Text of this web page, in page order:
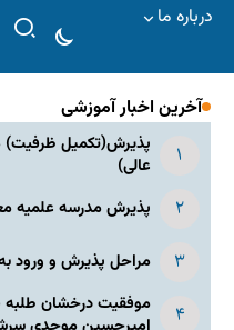
درباره ما
آخرین اخبار آموزشی
پذیرش(تکمیل
عالی)
پذیرش مدرسه علمیه
مراحل پذیرش و ورود
موفقیت درخشان طلبه